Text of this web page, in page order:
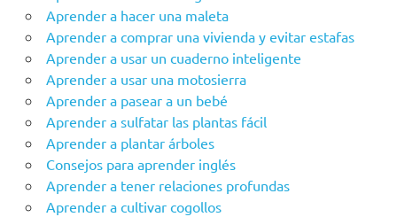
Aprender a hacer una maleta
Aprender a comprar una vivienda y evitar estafas
Aprender a usar un cuaderno inteligente
Aprender a usar una motosierra
Aprender a pasear a un bebé
Aprender a sulfatar las plantas fácil
Aprender a plantar árboles
Consejos para aprender inglés
Aprender a tener relaciones profundas
Aprender a cultivar cogollos